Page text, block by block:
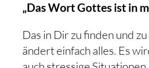
„Das Wort Gottes ist in
Das in Dir zu finden und
ändert einfach alles. Es